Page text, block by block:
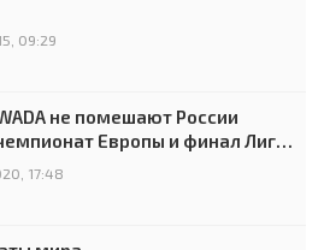
09:29
не помешают России
Европы и финал Лиги
17:48